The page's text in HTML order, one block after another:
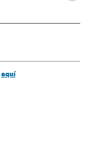
aquí